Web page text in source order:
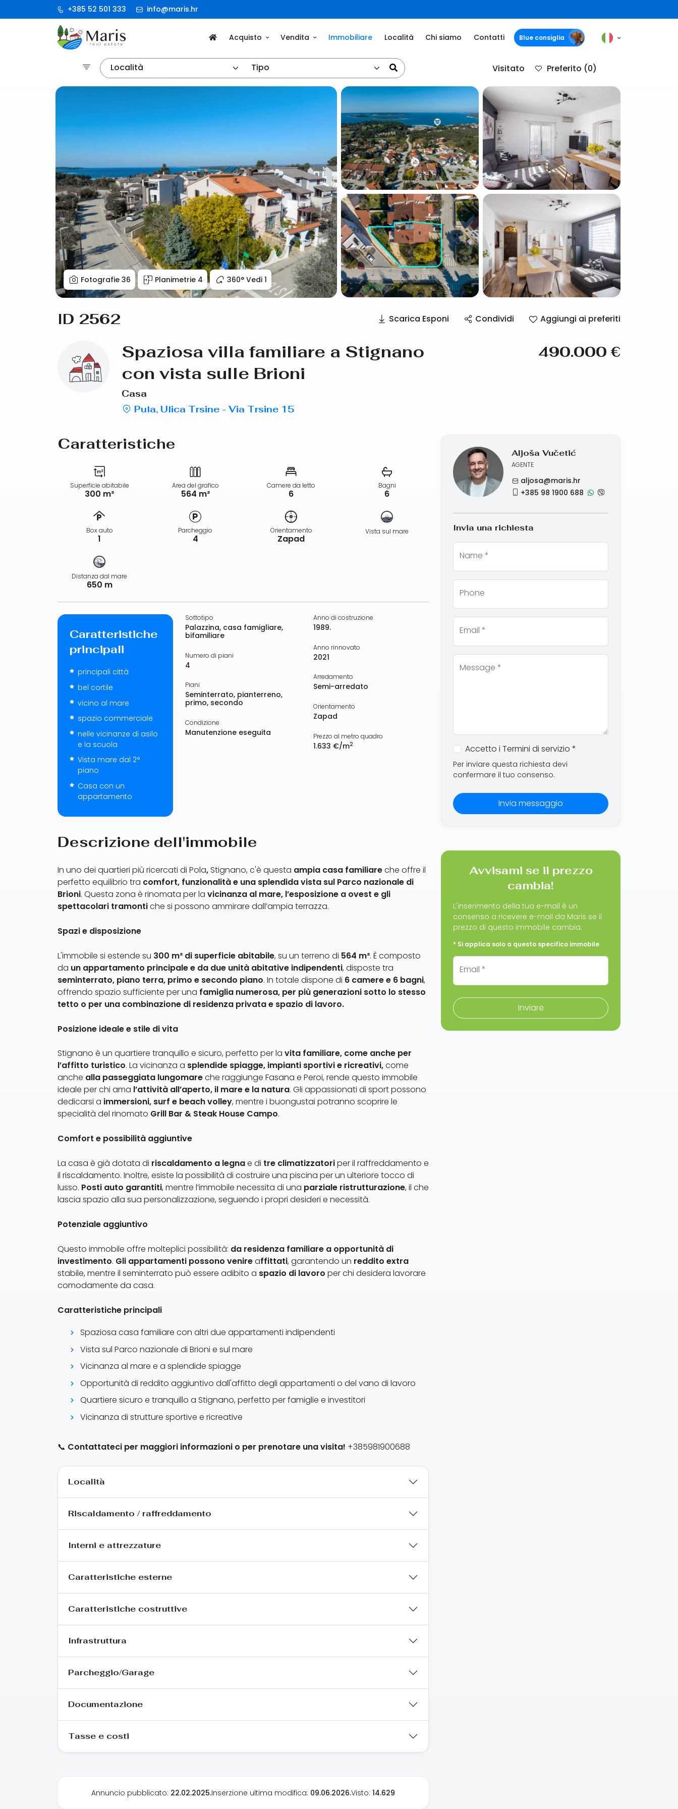
+385 52 501 333 info@maris.hr
Acquisto Vendita Immobiliare Località Chi siamo Contatti Blue consiglia
Località Tipo Visitato Preferito (0)
Fotografie 36 Planimetrie 4 360° Vedi 1
ID 2562 Scarica Esponi Condividi Aggiungi ai preferiti
Spaziosa villa familiare a Stignano
con vista sulle Brioni
Casa
Pula, Ulica Trsine - Via Trsine 15
490.000 €
Caratteristiche
Superficie abitabile
300 m²
Area del grafico
564 m²
Camere da letto
6
Bagni
6
Box auto
1
Parcheggio
4
Orientamento
Zapad
Vista sul mare
Distanza dal mare
650 m
Caratteristiche
principali
principali città
bel cortile
vicino al mare
spazio commerciale
nelle vicinanze di asilo
e la scuola
Vista mare dal 2°
piano
Casa con un
appartamento
Sottotipo
Palazzina, casa famigliare,
bifamiliare
Numero di piani
4
Piani
Seminterrato, pianterreno,
primo, secondo
Condizione
Manutenzione eseguita
Anno di costruzione
1989.
Anno rinnovato
2021
Arredamento
Semi-arredato
Orientamento
Zapad
Prezzo al metro quadro
1.633 €/m2
Descrizione dell'immobile
In uno dei quartieri più ricercati di Pola, Stignano, c'è questa ampia casa familiareche offre il
perfetto equilibrio tra comfort, funzionalità e una splendida vista sul Parco nazionale di
Brioni. Questa zona è rinomata per la vicinanza al mare, l’esposizione a ovest e gli
spettacolari tramontiche si possono ammirare dall’ampia terrazza.
Spazi e disposizione
L'immobile si estende su 300 m² di superficie abitabile, su un terreno di 564 m². È composto
da un appartamento principale e da due unità abitative indipendenti, disposte tra
seminterrato, piano terra, primo e secondo piano. In totale dispone di 6 camere e 6 bagni,
offrendo spazio sufficiente per una famiglia numerosa, per più generazioni sotto lo stesso
tetto o per una combinazione di residenza privata e spazio di lavoro.
Posizione ideale e stile di vita
Stignano è un quartiere tranquillo e sicuro, perfetto per la vita familiare, come anche per
l’affitto turistico. La vicinanza a splendide spiagge, impianti sportivi e ricreativi,come
anche alla passeggiata lungomareche raggiunge Fasana e Peroi, rende questo immobile
ideale per chi ama l’attività all’aperto, il mare e la natura. Gli appassionati di sport possono
dedicarsi a immersioni, surf e beach volley, mentre i buongustai potranno scoprire le
specialità del rinomato Grill Bar & Steak House Campo.
Comfort e possibilità aggiuntive
La casa è già dotata di riscaldamento a legnae di tre climatizzatoriper il raffreddamento e
il riscaldamento. Inoltre, esiste la possibilità di costruire una piscina per un ulteriore tocco di
lusso. Posti auto garantiti, mentre l’immobile necessita di una parziale ristrutturazione, il che
lascia spazio alla sua personalizzazione, seguendo i propri desideri e necessità.
Potenziale aggiuntivo
Questo immobile offre molteplici possibilità: da residenza familiare a opportunità di
investimento. Gli appartamenti possono venireaffittati, garantendo un reddito extra
stabile, mentre il seminterrato può essere adibito a spazio di lavoro per chi desidera lavorare
comodamente da casa.
Caratteristiche principali
Spaziosa casa familiare con altri due appartamenti indipendenti
Vista sul Parco nazionale di Brioni e sul mare
Vicinanza al mare e a splendide spiagge
Opportunità di reddito aggiuntivo dall'affitto degli appartamenti o del vano di lavoro
Quartiere sicuro e tranquillo a Stignano, perfetto per famiglie e investitori
Vicinanza di strutture sportive e ricreative
📞 Contattateci per maggiori informazioni o per prenotare una visita! +385981900688
Località
Riscaldamento / raffreddamento
Interni e attrezzature
Caratteristiche esterne
Caratteristiche costruttive
Infrastruttura
Parcheggio/Garage
Documentazione
Tasse e costi
Annuncio pubblicato: 22.02.2025.Inserzione ultima modifica: 09.06.2026.Visto: 14.629
Aljoša Vučetić
AGENTE
aljosa@maris.hr
+385 98 1900 688
Invia una richiesta
Name *
Phone
Email *
Message *
Accetto i Termini di servizio *
Per inviare questa richiesta devi
confermare il tuo consenso.
Invia messaggio
Avvisami se il prezzo
cambia!
L'inserimento della tua e-mail è un
consenso a ricevere e-mail da Maris se il
prezzo di questo immobile cambia.
* Si applica solo a questo specifico immobile
Email *
Inviare